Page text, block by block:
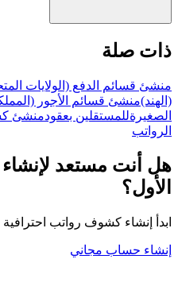
ذات صلة
منشئ قسائم الدفع (الولايات
(الهند)منشئ قسائم الأجور
الصغيرةللمستقلين بعقودمنشئ
الرواتب
هل أنت مستعد
الأول؟
ابدأ إنشاء كشوف رواتب احترافية
إنشاء حساب مجاني